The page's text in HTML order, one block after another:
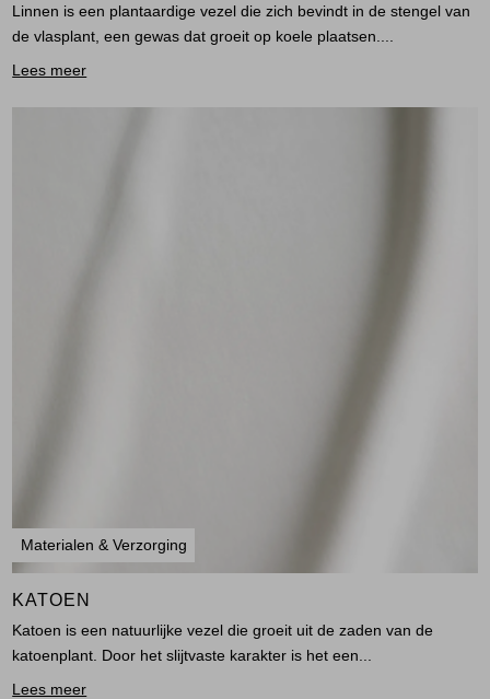
Linnen is een plantaardige vezel die zich bevindt in de stengel van
de vlasplant, een gewas dat groeit op koele plaatsen....
Lees meer
Materialen & Verzorging
KATOEN
Katoen is een natuurlijke vezel die groeit uit de zaden van de
katoenplant. Door het slijtvaste karakter is het een...
Lees meer